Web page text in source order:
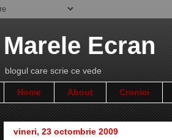
Marele Ecran
blogul care scrie ce vede
Home About Cronici
vineri, 23 octombrie 2009